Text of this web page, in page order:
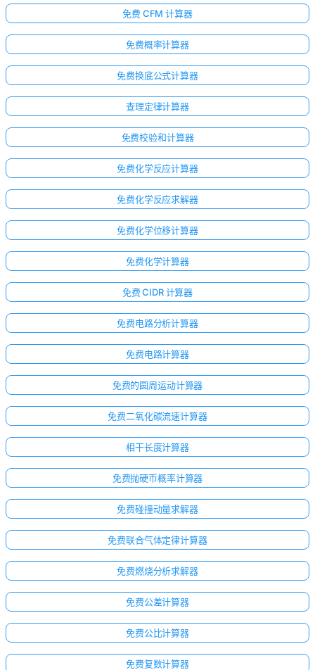
免费 CFM 计算器
免费概率计算器
免费换底公式计算器
查理定律计算器
免费校验和计算器
免费化学反应计算器
免费化学反应求解器
免费化学位移计算器
免费化学计算器
免费 CIDR 计算器
免费电路分析计算器
免费电路计算器
免费的圆周运动计算器
免费二氧化碳流速计算器
相干长度计算器
免费抛硬币概率计算器
免费碰撞动量求解器
免费联合气体定律计算器
免费燃烧分析求解器
免费公差计算器
免费公比计算器
免费复数计算器